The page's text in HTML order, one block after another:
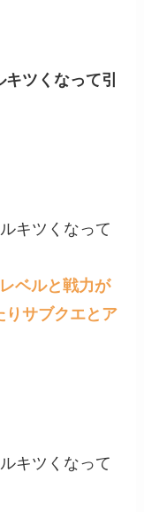
ツくなって引
キツくなって
ベルと戦力が
りサブクエとア
キツくなって